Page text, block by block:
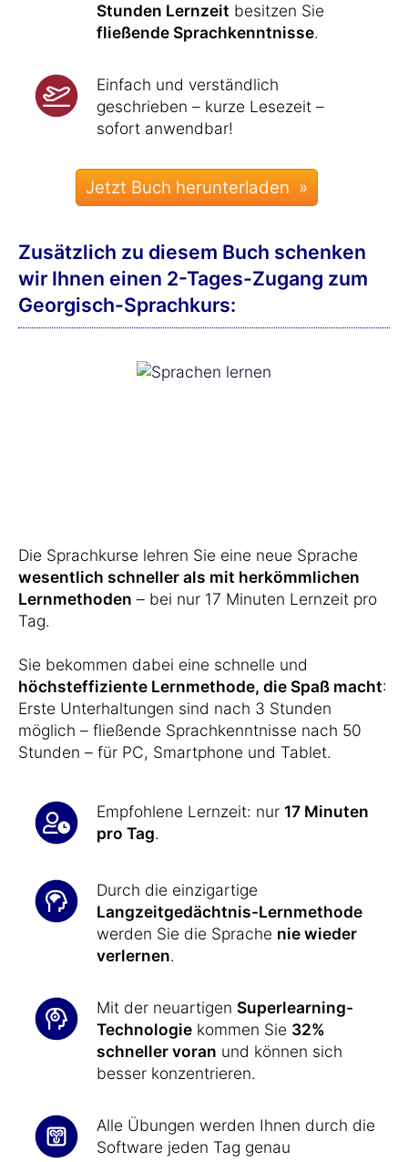
Stunden Lernzeit besitzen Sie
fließende Sprachkenntnisse.
Einfach und verständlich
geschrieben – kurze Lesezeit –
sofort anwendbar!
Zusätzlich zu diesem Buch schenken
wir Ihnen einen 2-Tages-Zugang zum
Georgisch-Sprachkurs:
Die Sprachkurse lehren Sie eine neue Sprache
wesentlich schneller als mit herkömmlichen
Lernmethoden – bei nur 17 Minuten Lernzeit pro
Tag.
Sie bekommen dabei eine schnelle und
höchsteffiziente Lernmethode, die Spaß macht:
Erste Unterhaltungen sind nach 3 Stunden
möglich – fließende Sprachkenntnisse nach 50
Stunden – für PC, Smartphone und Tablet.
Empfohlene Lernzeit: nur 17 Minuten
pro Tag.
Durch die einzigartige
Langzeitgedächtnis-Lernmethode
werden Sie die Sprache nie wieder
verlernen.
Mit der neuartigen Superlearning-
Technologie kommen Sie 32%
schneller voran und können sich
besser konzentrieren.
Alle Übungen werden Ihnen durch die
Software jeden Tag genau